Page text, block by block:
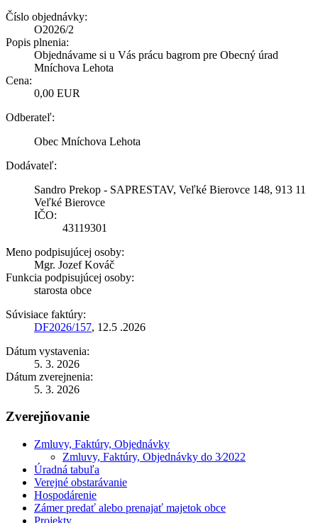
Číslo objednávky:
O2026/2
Popis plnenia:
Objednávame si u Vás prácu bagrom pre Obecný úrad
Mníchova Lehota
Cena:
0,00 EUR
Odberateľ:
Obec Mníchova Lehota
Dodávateľ:
Sandro Prekop - SAPRESTAV, Veľké Bierovce 148, 913 11
Veľké Bierovce
IČO:
43119301
Meno podpisujúcej osoby:
Mgr. Jozef Kováč
Funkcia podpisujúcej osoby:
starosta obce
Súvisiace faktúry:
DF2026/157, 12.5 .2026
Dátum vystavenia:
5. 3. 2026
Dátum zverejnenia:
5. 3. 2026
Zverejňovanie
Zmluvy, Faktúry, Objednávky
Zmluvy, Faktúry, Objednávky do 3⁄2022
Úradná tabuľa
Verejné obstarávanie
Hospodárenie
Zámer predať alebo prenajať majetok obce